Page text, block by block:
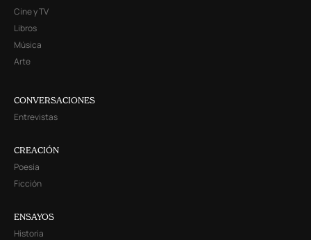
Cine y TV
Libros
Música
Arte
CONVERSACIONES
Entrevistas
CREACIÓN
Poesía
Ficción
ENSAYOS
Historia